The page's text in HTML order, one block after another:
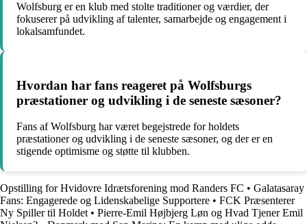
Wolfsburg er en klub med stolte traditioner og værdier, der
fokuserer på udvikling af talenter, samarbejde og engagement i
lokalsamfundet.
Hvordan har fans reageret på Wolfsburgs
præstationer og udvikling i de seneste sæsoner?
Fans af Wolfsburg har været begejstrede for holdets
præstationer og udvikling i de seneste sæsoner, og der er en
stigende optimisme og støtte til klubben.
Opstilling for Hvidovre Idrætsforening mod Randers FC • Galatasaray
Fans: Engagerede og Lidenskabelige Supportere • FCK Præsenterer
Ny Spiller til Holdet• Pierre-Emil Højbjerg Løn og Hvad Tjener Emil